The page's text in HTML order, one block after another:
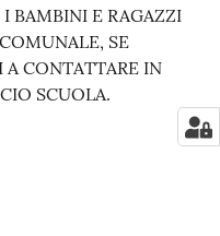
BAMBINI E RAGAZZI
SE
A CONTATTARE IN
SCUOLA.